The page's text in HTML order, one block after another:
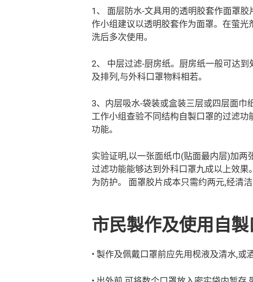
1、 面层防水-文具用的透明胶套作面罩
作小组建议以透明胶套作为面罩。在萤
洗后多次使用。
2、 中层过滤-厨房纸。厨房纸一般可达
及排列,与外科口罩物料相若。
3、内层吸水-袋装或盒装三层或四层面巾
工作小组查验不同结构自製口罩的过滤
功能。
实验证明,以一张面纸巾(贴面最内层)加
过滤功能能够达到外科口罩九成以上效
为防护。 面罩胶片成本只需约两元,经清
市民製作及使用自
• 製作及佩戴口罩前应先用枧液及清水,或